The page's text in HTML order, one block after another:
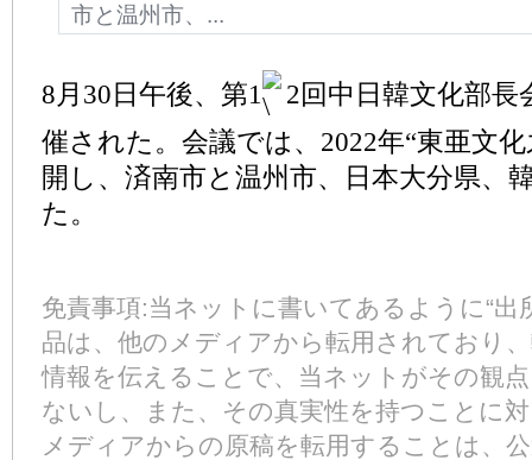
市と温州市、...
8月30日午後、第1
2回中日韓文化部
催された。会議では、2022年“東亜文
開し、済南市と温州市、日本大分県、
た。
免責事項:当ネットに書いてあるように“出
品は、他のメディアから転用されており
情報を伝えることで、当ネットがその観
ないし、また、その真実性を持つことに
メディアからの原稿を転用することは、